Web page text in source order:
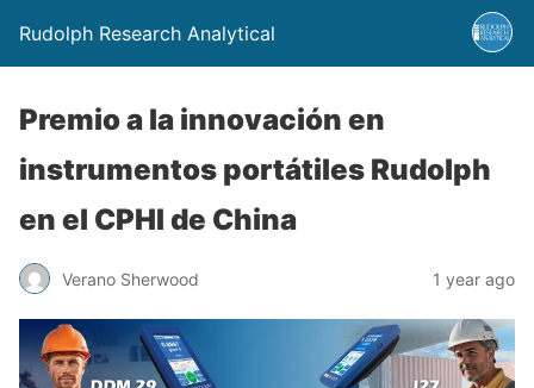
Rudolph Research Analytical
Premio a la innovación en
instrumentos portátiles Rudolph
en el CPHI de China
Verano Sherwood 1 year ago